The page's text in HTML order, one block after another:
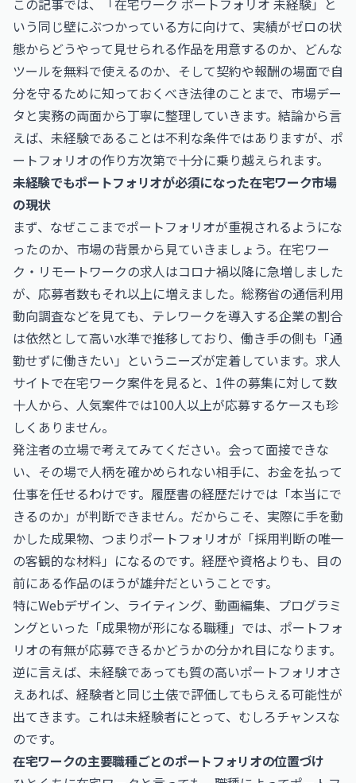
この記事では、「在宅ワーク ポートフォリオ 未経験」と
いう同じ壁にぶつかっている方に向けて、実績がゼロの状
態からどうやって見せられる作品を用意するのか、どんな
ツールを無料で使えるのか、そして契約や報酬の場面で自
分を守るために知っておくべき法律のことまで、市場デー
タと実務の両面から丁寧に整理していきます。結論から言
えば、未経験であることは不利な条件ではありますが、ポ
ートフォリオの作り方次第で十分に乗り越えられます。
未経験でもポートフォリオが必須になった在宅ワーク市場
の現状
まず、なぜここまでポートフォリオが重視されるようにな
ったのか、市場の背景から見ていきましょう。在宅ワー
ク・リモートワークの求人はコロナ禍以降に急増しました
が、応募者数もそれ以上に増えました。総務省の通信利用
動向調査などを見ても、テレワークを導入する企業の割合
は依然として高い水準で推移しており、働き手の側も「通
勤せずに働きたい」というニーズが定着しています。求人
サイトで在宅ワーク案件を見ると、1件の募集に対して数
十人から、人気案件では100人以上が応募するケースも珍
しくありません。
発注者の立場で考えてみてください。会って面接できな
い、その場で人柄を確かめられない相手に、お金を払って
仕事を任せるわけです。履歴書の経歴だけでは「本当にで
きるのか」が判断できません。だからこそ、実際に手を動
かした成果物、つまりポートフォリオが「採用判断の唯一
の客観的な材料」になるのです。経歴や資格よりも、目の
前にある作品のほうが雄弁だということです。
特にWebデザイン、ライティング、動画編集、プログラミ
ングといった「成果物が形になる職種」では、ポートフォ
リオの有無が応募できるかどうかの分かれ目になります。
逆に言えば、未経験であっても質の高いポートフォリオさ
えあれば、経験者と同じ土俵で評価してもらえる可能性が
出てきます。これは未経験者にとって、むしろチャンスな
のです。
在宅ワークの主要職種ごとのポートフォリオの位置づけ